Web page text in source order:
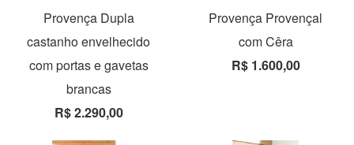
Provença Dupla
castanho envelhecido
com portas e gavetas
brancas
R$ 2.290,00
Provença Provençal
com Cêra
R$ 1.600,00